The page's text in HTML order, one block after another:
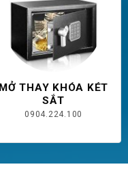
MỞ THAY KHÓA KÉT
SẮT
0904.224.100